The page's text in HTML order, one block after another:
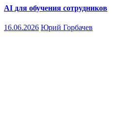
AI для обучения сотрудников
16.06.2026 Юрий Горбачев